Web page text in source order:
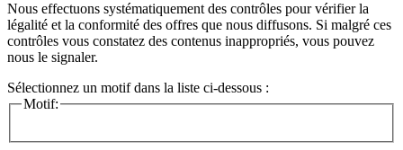
Nous effectuons systématiquement des contrôles pour vérifier la
légalité et la conformité des offres que nous diffusons. Si malgré ces
contrôles vous constatez des contenus inappropriés, vous pouvez
nous le signaler.
Sélectionnez un motif dans la liste ci-dessous :
Motif: